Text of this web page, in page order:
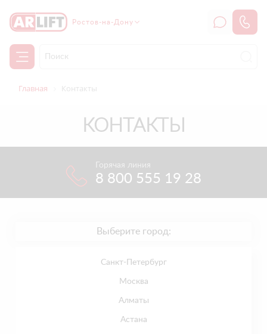
Ростов-на-Дону
Главная Контакты
КОНТАКТЫ
Горячая линия
8 800 555 19 28
Выберите город:
Санкт-Петербург
Москва
Алматы
Астана